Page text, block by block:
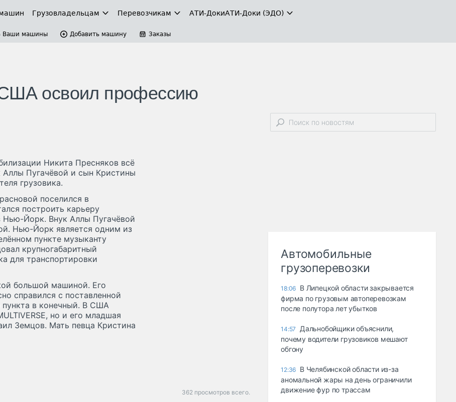
Грузовладельцам Перевозчикам АТИ-ДокиАТИ-Доки (ЭДО)
Ваши машины Добавить машину Заказы
освоил профессию
Никита Пресняков всё
Пугачёвой и сын Кристины
грузовика.
поселился в
построить карьеру
Нью-Йорк. Внук Аллы Пугачёвой
Нью-Йорк является одним из
пункте музыканту
крупногабаритный
для транспортировки
большой машиной. Его
справился с поставленной
пункта в конечный. В США
но и его младшая
Земцов. Мать певца Кристина
362 просмотров всего.
Автомобильные
грузоперевозки
18:06 В Липецкой области закрывается
фирма по грузовым автоперевозкам
после полутора лет убытков
14:57
Дальнобойщики объяснили,
почему водители грузовиков мешают
обгону
12:36 В Челябинской области из-за
аномальной жары на день ограничили
движение фур по трассам